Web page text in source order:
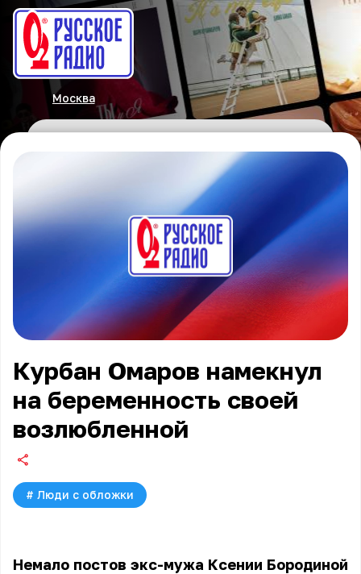
Москва
Курбан Омаров намекнул
на беременность своей
возлюбленной
# Люди с обложки
Немало постов экс-мужа Ксении Бородиной